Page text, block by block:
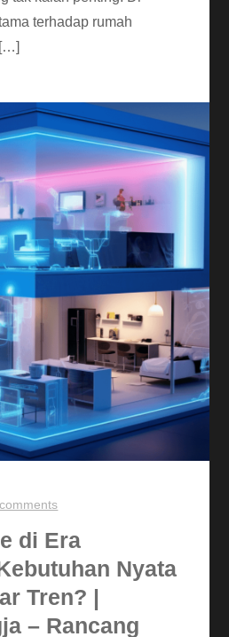
terhadap rumah
di Era
Nyata
Tren? |
– Rancang